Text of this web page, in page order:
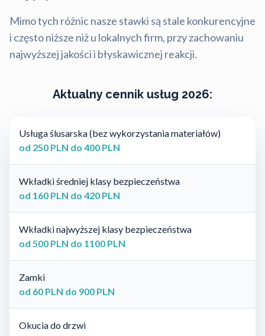
Mimo tych różnic nasze stawki są stale konkurencyjne
i często niższe niż u lokalnych firm, przy zachowaniu
najwyższej jakości i błyskawicznej reakcji.
Aktualny cennik usług 2026:
Usługa ślusarska (bez wykorzystania materiałów)
od 250 PLN do 400 PLN
Wkładki średniej klasy bezpieczeństwa
od 160 PLN do 420 PLN
Wkładki najwyższej klasy bezpieczeństwa
od 500 PLN do 1100 PLN
Zamki
od 60 PLN do 900 PLN
Okucia do drzwi